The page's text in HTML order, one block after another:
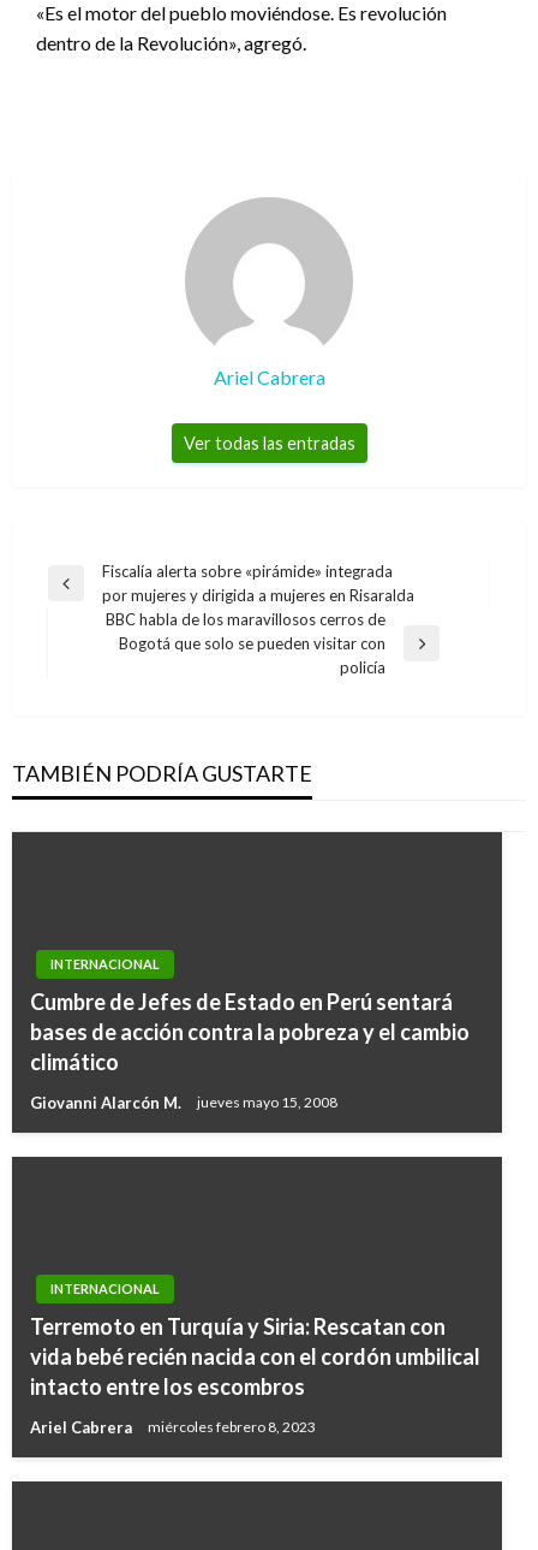
«Es el motor del pueblo moviéndose. Es revolución
dentro de la Revolución», agregó.
Ariel Cabrera
Ver todas las entradas
Navegación
entradas
Entrada
Fiscalía alerta sobre «pirámide» integrada
por mujeres y dirigida a mujeres en Risaralda
Entrada
BBC habla de los maravillosos cerros de
Bogotá que solo se pueden visitar con
policía
TAMBIÉN PODRÍA GUSTARTE
INTERNACIONAL
Cumbre de Jefes de Estado en Perú sentará
bases de acción contra la pobreza y el cambio
climático
Giovanni Alarcón M. jueves mayo 15, 2008
INTERNACIONAL
Terremoto en Turquía y Siria: Rescatan con
vida bebé recién nacida con el cordón umbilical
intacto entre los escombros
Ariel Cabrera miércoles febrero 8, 2023